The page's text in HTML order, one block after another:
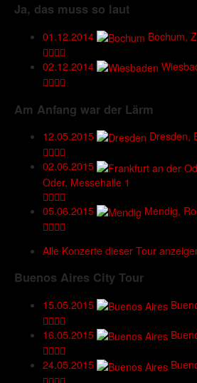
Ja, das muss so laut
01.12.2014 Bochum,
02.12.2014
Am Anfang war der Lärm
12.05.2015 Dresden,
02.06.2015
Oder, Messehalle 1
05.06.2015
Mendig,
Alle Konzerte dieser Tour
Buenos Aires City Tour
15.05.2015
16.05.2015
24.05.2015